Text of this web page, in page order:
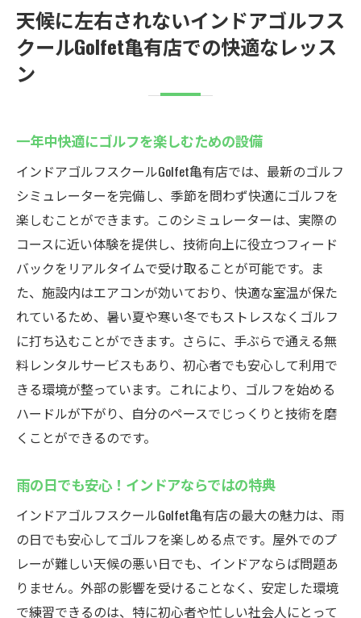
天候に左右されないインドアゴルフス
クールGolfet亀有店での快適なレッス
ン
一年中快適にゴルフを楽しむための設備
インドアゴルフスクールGolfet亀有店では、最新のゴルフ
シミュレーターを完備し、季節を問わず快適にゴルフを
楽しむことができます。このシミュレーターは、実際の
コースに近い体験を提供し、技術向上に役立つフィード
バックをリアルタイムで受け取ることが可能です。ま
た、施設内はエアコンが効いており、快適な室温が保た
れているため、暑い夏や寒い冬でもストレスなくゴルフ
に打ち込むことができます。さらに、手ぶらで通える無
料レンタルサービスもあり、初心者でも安心して利用で
きる環境が整っています。これにより、ゴルフを始める
ハードルが下がり、自分のペースでじっくりと技術を磨
くことができるのです。
雨の日でも安心！インドアならではの特典
インドアゴルフスクールGolfet亀有店の最大の魅力は、雨
の日でも安心してゴルフを楽しめる点です。屋外でのプ
レーが難しい天候の悪い日でも、インドアならば問題あ
りません。外部の影響を受けることなく、安定した環境
で練習できるのは、特に初心者や忙しい社会人にとって